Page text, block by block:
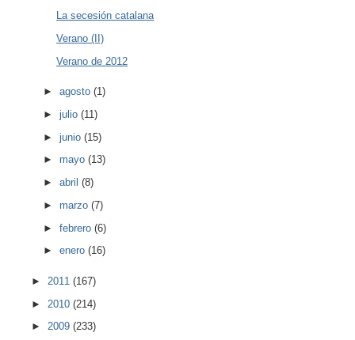
La secesión catalana
Verano (II)
Verano de 2012
►agosto(1)
►julio(11)
►junio(15)
►mayo(13)
►abril(8)
►marzo(7)
►febrero(6)
►enero(16)
► 2011 (167)
► 2010 (214)
► 2009 (233)